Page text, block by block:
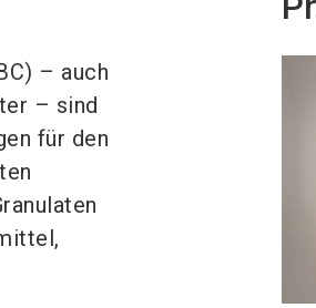
– auch
– sind
für den